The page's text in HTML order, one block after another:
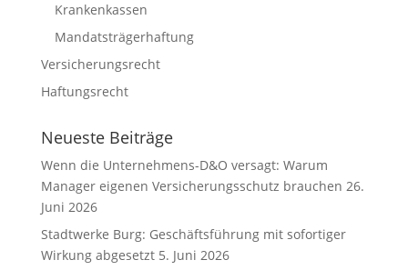
Krankenkassen
Mandatsträgerhaftung
Versicherungsrecht
Haftungsrecht
Neueste Beiträge
Wenn die Unternehmens-D&O versagt: Warum
Manager eigenen Versicherungsschutz brauchen 26.
Juni 2026
Stadtwerke Burg: Geschäftsführung mit sofortiger
Wirkung abgesetzt 5. Juni 2026